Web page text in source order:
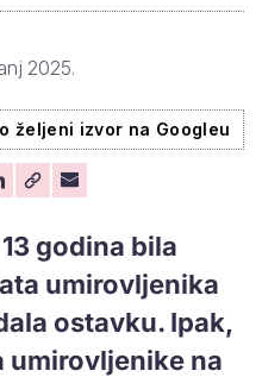
2025.
željeni izvor na Googleu
godina bila
umirovljenika
ostavku. Ipak,
umirovljenike na